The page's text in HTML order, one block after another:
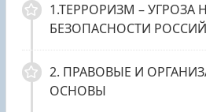
1.ТЕРРОРИЗМ –
БЕЗОПАСНОСТИ
2. ПРАВОВЫЕ И
ОСНОВЫ